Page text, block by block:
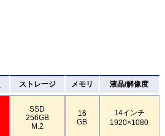
ストレージ メモリ 液晶/解像度
SSD
256GB
M.2
16
GB
14インチ
1920×1080